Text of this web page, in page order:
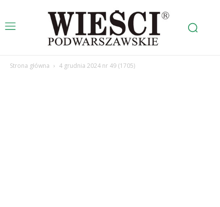
Strona główna 4 grudnia 2024 nr 49 (1705)